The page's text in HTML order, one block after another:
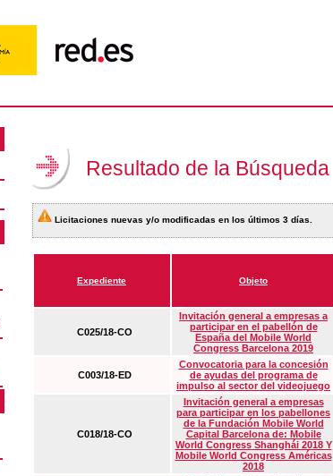
Resultado de la Búsqueda
Licitaciones nuevas y/o modificadas en los últimos 3 días.
Expediente Objeto
C025/18-CO
Invitación general a empresas a
participar en el pabellón de
España del Mobile World
Congress Barcelona 2019
C003/18-ED
Convocatoria para la concesión
de ayudas del programa de
impulso al sector del videojuego
C018/18-CO
Invitación general a empresas
para participar en los pabellones
de la Fundación Mobile World
Capital Barcelona de: Mobile
World Congress Shanghái 2018 Y
Mobile World Congress Américas
2018